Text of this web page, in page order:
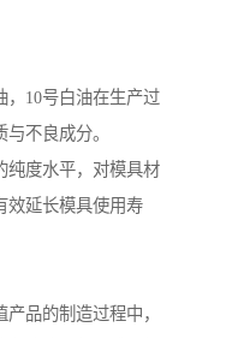
，10号白油在生产过
不良成分。
纯度水平，对模具材
效延长模具使用寿
品的制造过程中，